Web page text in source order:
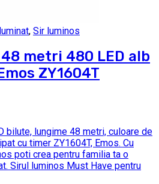
, Sir luminos
metri 480 LED alb
ZY1604T
bilute, lungime 48 metri, culoare de
cu timer ZY1604T, Emos. Cu
poti crea pentru familia ta o
Sirul luminos Must Have pentru